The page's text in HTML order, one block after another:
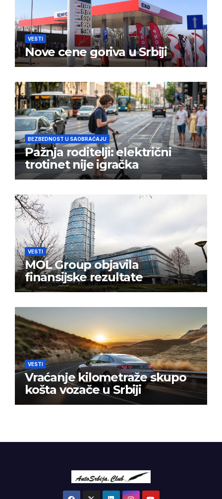
VESTI
Nove cene goriva u Srbiji
BEZBEDNOST U SAOBRAĆAJU
Pažnja roditelji: električni
trotinet nije igračka
VESTI
MOL Group objavila
finansijske rezultate
VESTI
Vraćanje kilometraže skupo
košta vozače u Srbiji